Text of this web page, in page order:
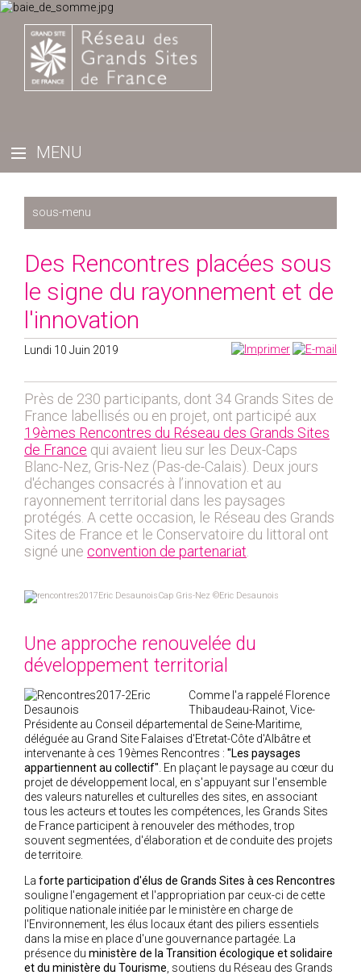
2025
2024
2023
2022
2021
2018
2017
2016
2015
2014
2012
2011
2009
2008
2007
2006
2005
2004
Des Rencontres placées sous
le signe du rayonnement et de
l'innovation
Lundi 10 Juin 2019
Près de 230 participants, dont 34 Grands Sites de
France labellisés ou en projet, ont participé aux
19èmes Rencontres du Réseau des Grands Sites
de France qui avaient lieu sur les Deux-Caps
Blanc-Nez, Gris-Nez (Pas-de-Calais). Deux jours
d'échanges consacrés à l’innovation et au
rayonnement territorial dans les paysages
protégés. A cette occasion, le Réseau des Grands
Sites de France et le Conservatoire du littoral ont
signé une convention de partenariat
Cap Gris-Nez ©Eric Desaunois
Une approche renouvelée du
développement territorial
Comme l'a rappelé Florence
Thibaudeau-Rainot, Vice-
Présidente au Conseil départemental de Seine-Maritime,
déléguée au Grand Site Falaises d'Etretat-Côte d'Albâtre et
intervenante à ces 19èmes Rencontres : "Les paysages
appartiennent au collectif" . En plaçant le paysage au cœur du
projet de développement local, en s'appuyant sur l'ensemble
des valeurs naturelles et culturelles des sites, en associant
tous les acteurs et toutes les compétences, les Grands Sites
de France participent à renouveler des méthodes, trop
souvent segmentées, d'élaboration et de conduite des projets
de territoire.
La forte participation d'élus de Grands Sites à ces Rencontres
souligne l'engagement et l'appropriation par ceux-ci de cette
politique nationale initiée par le ministère en charge de
l'Environnement, les élus locaux étant des piliers essentiels
dans la mise en place d'une gouvernance partagée. La
présence du ministère de la Transition écologique et solidaire
et du ministère du Tourisme , soutiens du Réseau des Grands